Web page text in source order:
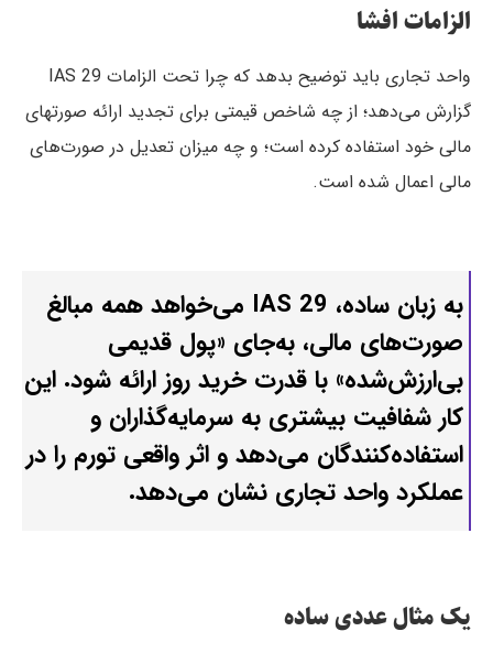
الزامات افشا
واحد تجاری باید توضیح بدهد که چرا تحت الزامات IAS 29
گزارش می‌دهد؛ از چه شاخص قیمتی برای تجدید ارائه صورتهای
مالی خود استفاده کرده است؛ و چه میزان تعدیل در صورت‌های
مالی اعمال شده است.
به زبان ساده، IAS 29 می‌خواهد همه مبالغ
صورت‌های مالی، به‌جای «پول قدیمی
بی‌ارزش‌شده» با قدرت خرید روز ارائه شود. این
کار شفافیت بیشتری به سرمایه‌گذاران و
استفاده‌کنندگان می‌دهد و اثر واقعی تورم را در
عملکرد واحد تجاری نشان می‌دهد.
یک مثال عددی ساده